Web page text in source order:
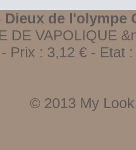
Dieux de l'olympe
DE VAPOLIQUE
- Prix : 3,12 € - Etat
© 2013 My Look